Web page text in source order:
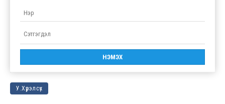
У.Хүрэлсүх